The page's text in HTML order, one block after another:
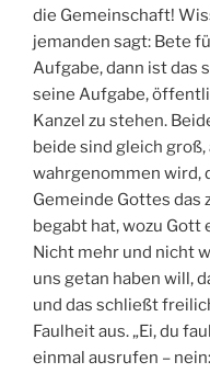
die Gemeinschaft!
jemanden sagt: Bete
Aufgabe, dann ist das
seine Aufgabe,
Kanzel zu stehen.
beide sind gleich
wahrgenommen wird,
Gemeinde Gottes das
begabt hat, wozu
Nicht mehr und nicht
uns getan haben will,
und das schließt
Faulheit aus. „Ei, du
einmal ausrufen –